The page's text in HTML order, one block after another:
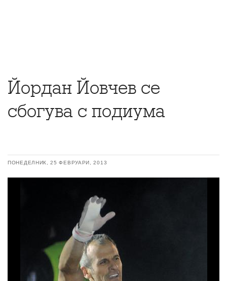
Йордан Йовчев се
сбогува с подиума
ПОНЕДЕЛНИК, 25 ФЕВРУАРИ, 2013